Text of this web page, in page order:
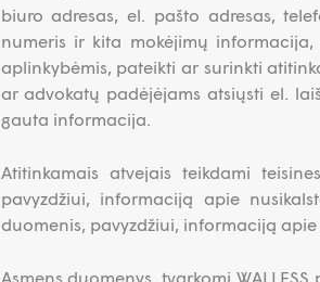
biuro adresas, el. pašto adresas,
numeris ir kita mokėjimų
aplinkybėmis, pateikti ar surinkti
ar advokatų padėjėjams atsiųsti el.
gauta informacija.
Atitinkamais atvejais teikdami
pavyzdžiui, informaciją apie
duomenis, pavyzdžiui, informaciją apie
Asmens duomenys, tvarkomi